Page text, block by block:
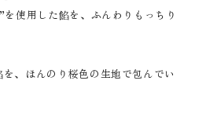
使用した餡を、ふんわりもっちり
、ほんのり桜色の生地で包んでい